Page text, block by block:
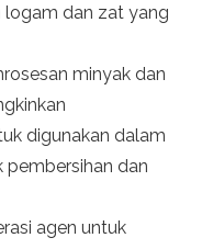
dan zat yang
minyak dan
digunakan dalam
dan
agen untuk